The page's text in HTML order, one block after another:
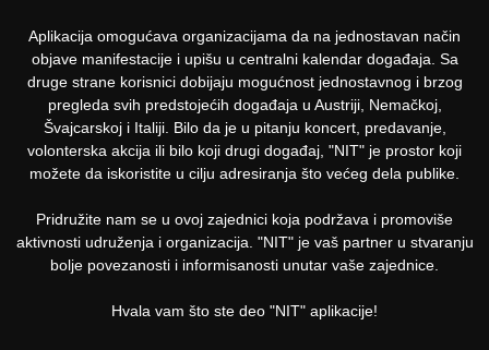
Aplikacija omogućava organizacijama da na jednostavan način
objave manifestacije i upišu u centralni kalendar događaja. Sa
druge strane korisnici dobijaju mogućnost jednostavnog i brzog
pregleda svih predstojećih događaja u Austriji, Nemačkoj,
Švajcarskoj i Italiji. Bilo da je u pitanju koncert, predavanje,
volonterska akcija ili bilo koji drugi događaj, "NIT" je prostor koji
možete da iskoristite u cilju adresiranja što većeg dela publike.
Pridružite nam se u ovoj zajednici koja podržava i promoviše
aktivnosti udruženja i organizacija. "NIT" je vaš partner u stvaranju
bolje povezanosti i informisanosti unutar vaše zajednice.
Hvala vam što ste deo "NIT" aplikacije!